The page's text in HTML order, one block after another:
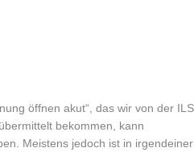
öffnen akut“, das wir von der ILS
bekommen, kann
Meistens jedoch ist in irgendeiner